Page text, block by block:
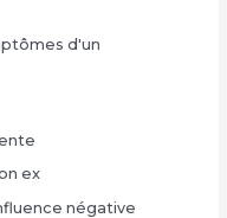
d'un
ex
négative